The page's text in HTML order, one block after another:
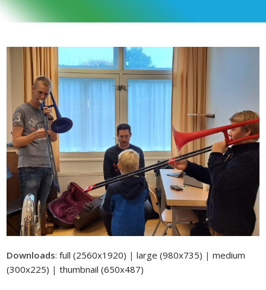
Downloads:full (2560x1920) |large (980x735) |medium
(300x225) |thumbnail (650x487)